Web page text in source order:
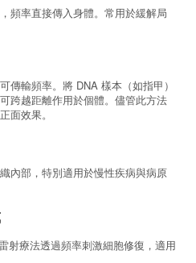
頻率直接傳入身體。常用於緩解局
傳輸頻率。將 DNA 樣本（如指甲）
跨越距離作用於個體。儘管此方法
面效果。
內部，特別適用於慢性疾病與病原
射療法透過頻率刺激細胞修復，適用